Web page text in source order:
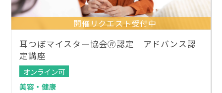
開催リクエスト受付中
耳つぼマイスター協会🄬認定 アドバンス認
定講座
オンライン可
美容・健康